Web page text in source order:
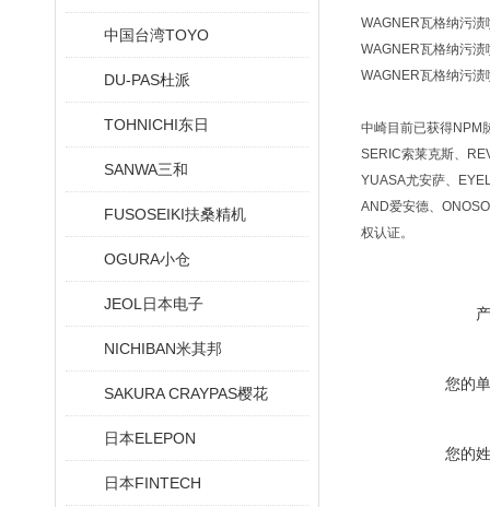
中国台湾TOYO
DU-PAS杜派
TOHNICHI东日
SANWA三和
FUSOSEIKI扶桑精机
OGURA小仓
JEOL日本电子
NICHIBAN米其邦
SAKURA CRAYPAS樱花
日本ELEPON
日本FINTECH
WAGNER瓦格纳污
WAGNER瓦格纳污
WAGNER瓦格纳污
中崎目前已获得NPM
SERIC索莱克斯、
YUASA尤安萨、
AND爱安德、
权认证。
您的
您的